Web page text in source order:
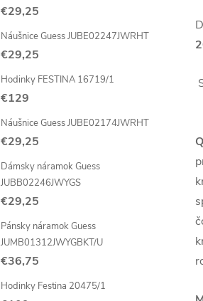
€29,25
Náušnice Guess JUBE02247JWRHT
€29,25
Hodinky FESTINA 16719/1
€129
Náušnice Guess JUBE02174JWRHT
€29,25
Dámsky náramok Guess
JUBB02246JWYGS
€29,25
Pánsky náramok Guess
JUMB01312JWYGBKT/U
€36,75
Hodinky Festina 20475/1